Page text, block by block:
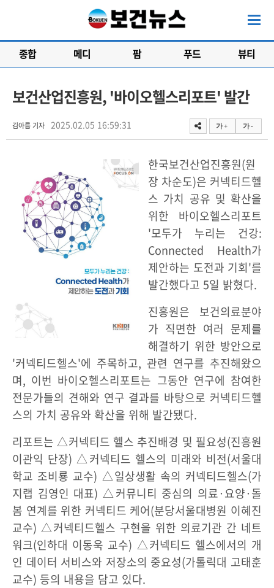
종합 메디 팜 푸드 뷰티
보건산업진흥원, '바이오헬스리포트' 발간
김아름 기자 2025.02.05 16:59:31 가 + 가 -
한국보건산업진흥원(원
장 차순도)은 커넥티드헬
스 가치 공유 및 확산을
위한 바이오헬스리포트
'모두가 누리는 건강:
Connected Health가
제안하는 도전과 기회'를
발간했다고 5일 밝혔다.
진흥원은 보건의료분야
가 직면한 여러 문제를
해결하기 위한 방안으로
'커넥티드헬스'에 주목하고, 관련 연구를 추진해왔으
며, 이번 바이오헬스리포트는 그동안 연구에 참여한
전문가들의 견해와 연구 결과를 바탕으로 커넥티드헬
스의 가치 공유와 확산을 위해 발간됐다.
리포트는 △커넥티드 헬스 추진배경 및 필요성(진흥원
이관익 단장) △커넥티드 헬스의 미래와 비전(서울대
학교 조비룡 교수) △일상생활 속의 커넥티드헬스(가
지랩 김영인 대표) △커뮤니티 중심의 의료·요양·돌
봄 연계를 위한 커넥티드 케어(분당서울대병원 이혜진
교수) △커넥티드헬스 구현을 위한 의료기관 간 네트
워크(인하대 이동욱 교수) △커넥티드 헬스에서의 개
인 데이터 서비스와 저장소의 중요성(가톨릭대 고태훈
교수) 등의 내용을 담고 있다.